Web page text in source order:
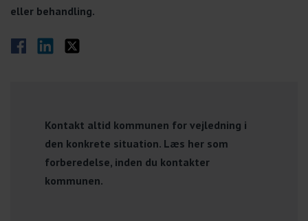
eller behandling.
Del på Facebook
Del på LinkedIn
Del på Twitter
Kontakt altid kommunen for vejledning i
den konkrete situation. Læs her som
forberedelse, inden du kontakter
kommunen.